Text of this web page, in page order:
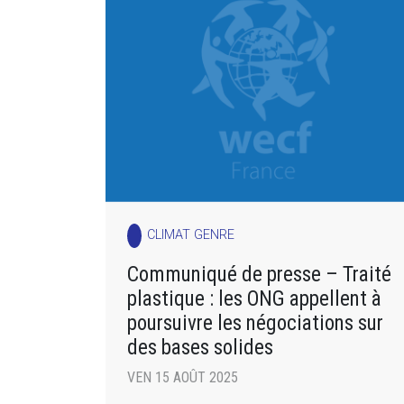
CLIMAT GENRE
Communiqué de presse – Traité
plastique : les ONG appellent à
poursuivre les négociations sur
des bases solides
VEN 15 AOÛT 2025